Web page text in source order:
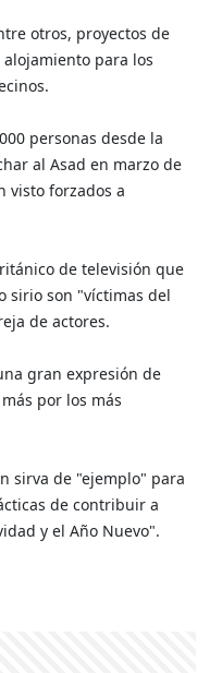
otros, proyectos de
para los
personas desde la
al Asad en marzo de
visto forzados a
de televisión que
sirio son "víctimas del
de actores.
gran expresión de
por los más
sirva de "ejemplo" para
de contribuir a
y el Año Nuevo".